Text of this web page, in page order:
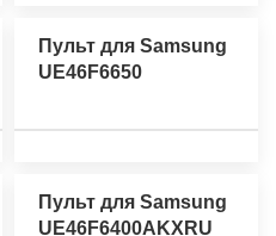
Пульт для Samsung
UE46F6650
Пульт для Samsung
UE46F6400AKXRU